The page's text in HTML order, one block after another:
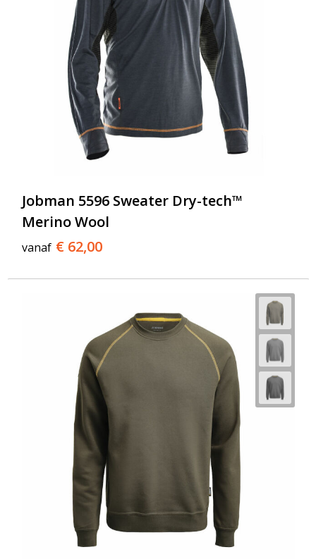
Jobman 5596 Sweater Dry-tech™
Merino Wool
vanaf € 62,00